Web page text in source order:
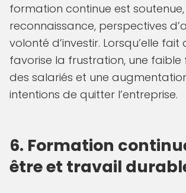
formation continue est
reconnaissance, perspectives
volonté d’investir. Lorsqu’elle fait
favorise la frustration, une faible
des salariés et une
intentions de quitter l’entreprise.
6. Formation
être et travail